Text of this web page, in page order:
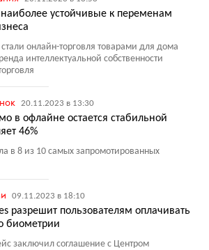
устойчивые к переменам
онлайн-торговля товарами для дома
интеллектуальной собственности
20.11.2023 в 13:30
в офлайне остается стабильной
46%
в 8 из 10 самых запромотированных
09.11.2023 в 18:10
разрешит пользователям оплачивать
биометрии
заключил соглашение с Центром